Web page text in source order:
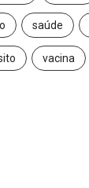
saúde
vacina